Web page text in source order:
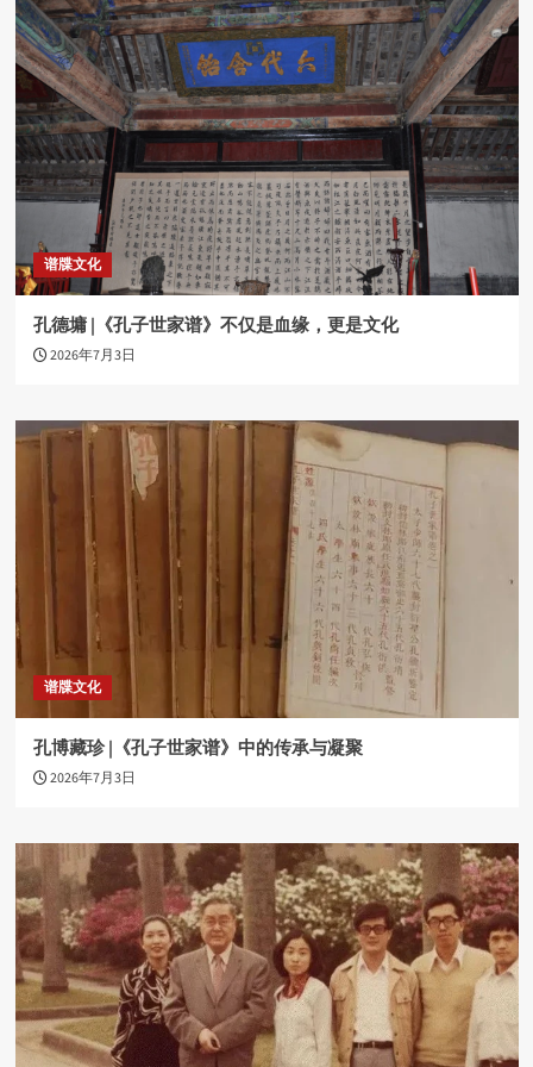
谱牒文化
孔德墉 |《孔子世家谱》不仅是血缘，更是文化
2026年7月3日
谱牒文化
孔博藏珍 |《孔子世家谱》中的传承与凝聚
2026年7月3日